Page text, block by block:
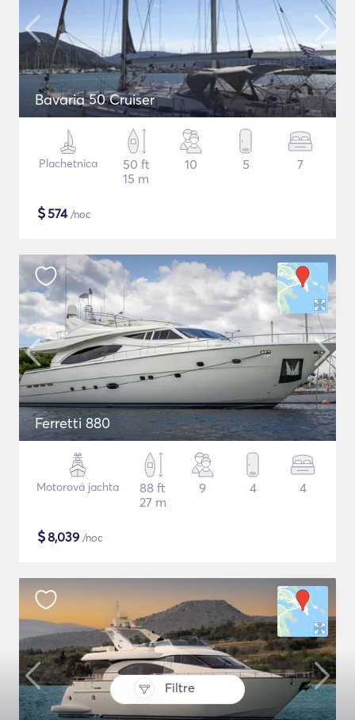
Filtre
Bavaria 50 Cruiser
Plachetnica
50 ft
15 m
10 5 7
$574/noc
Ferretti 880
Motorová jachta
88 ft
27 m
9 4 4
$8,039 /noc